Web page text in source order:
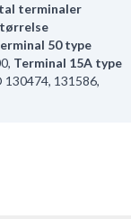
terminaler
50 type
, Terminal 15A type
130474, 131586,